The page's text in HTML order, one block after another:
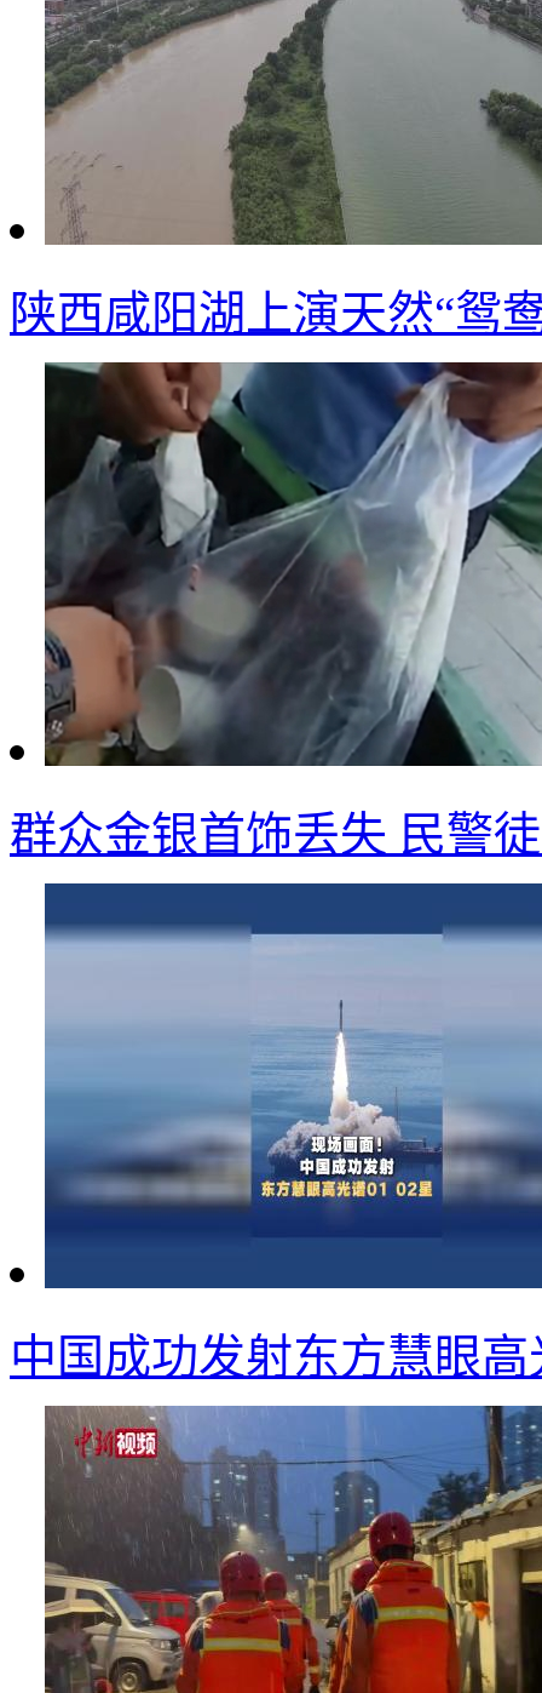
陕西咸阳湖上演天然“鸳
群众金银首饰丢失 民警
中国成功发射东方慧眼高